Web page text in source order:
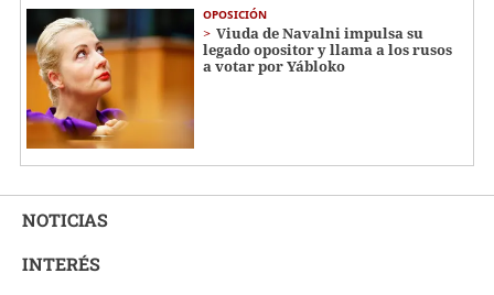
OPOSICIÓN
Viuda de Navalni impulsa su
legado opositor y llama a los rusos
a votar por Yábloko
NOTICIAS
INTERÉS